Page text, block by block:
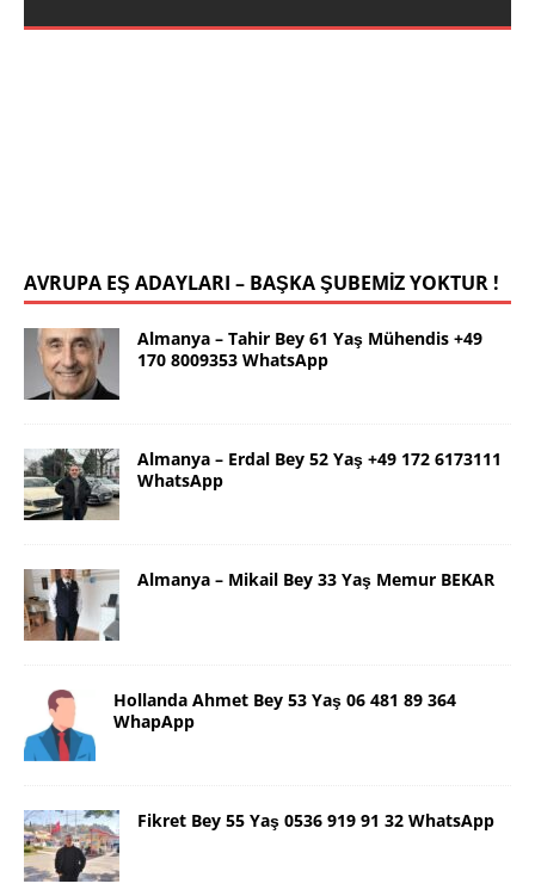
AVRUPA EŞ ADAYLARI – BAŞKA ŞUBEMİZ YOKTUR !
Almanya – Tahir Bey 61 Yaş Mühendis +49
170 8009353 WhatsApp
Almanya – Erdal Bey 52 Yaş +49 172 6173111
WhatsApp
Almanya – Mikail Bey 33 Yaş Memur BEKAR
Hollanda Ahmet Bey 53 Yaş 06 481 89 364
WhapApp
Fikret Bey 55 Yaş 0536 919 91 32 WhatsApp